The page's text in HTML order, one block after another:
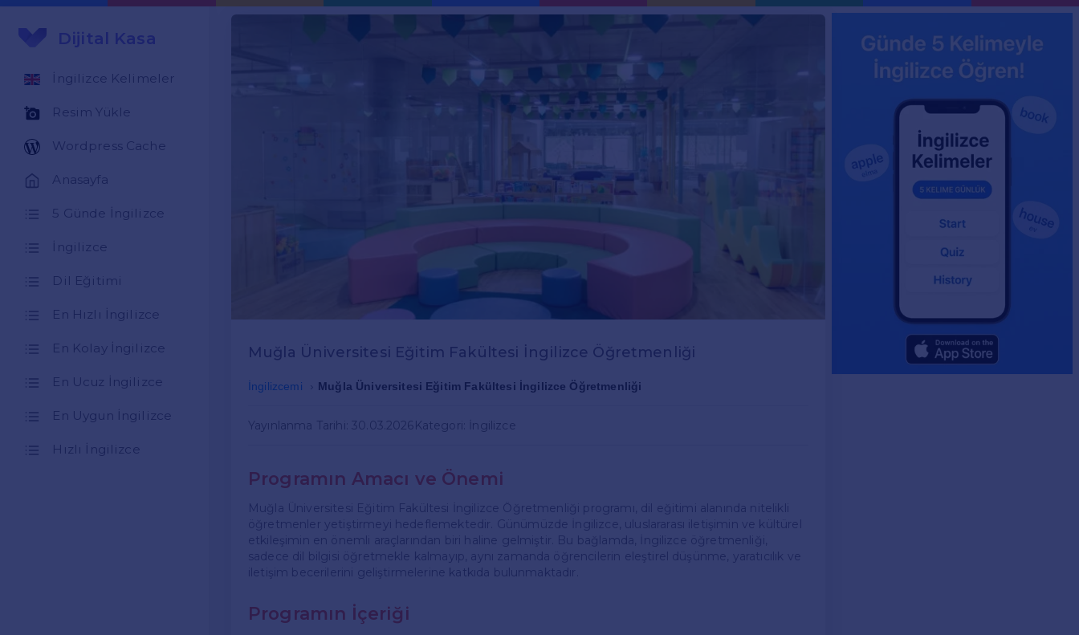
Dijital Kasa
İngilizce Kelimeler
Resim Yükle
Wordpress Cache
Anasayfa
5 Günde İngilizce
İngilizce
Dil Eğitimi
En Hızlı İngilizce
En Kolay İngilizce
En Ucuz İngilizce
En Uygun İngilizce
Hızlı İngilizce
Muğla Üniversitesi Eğitim Fakültesi İngilizce Öğretmenliği
İngilizcemi Muğla Üniversitesi Eğitim Fakültesi İngilizce Öğretmenliği
Yayınlanma Tarihi: 30.03.2026 Kategori: İngilizce
Programın Amacı ve Önemi
Muğla Üniversitesi Eğitim Fakültesi İngilizce Öğretmenliği programı, dil eğitimi alanında nitelikli
öğretmenler yetiştirmeyi hedeflemektedir. Günümüzde İngilizce, uluslararası iletişimin ve kültürel
etkileşimin en önemli araçlarından biri haline gelmiştir. Bu bağlamda, İngilizce öğretmenliği,
sadece dil bilgisi öğretmekle kalmayıp, aynı zamanda öğrencilerin eleştirel düşünme, yaratıcılık ve
iletişim becerilerini geliştirmelerine katkıda bulunmaktadır.
Programın İçeriği